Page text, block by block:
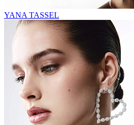
YANA TASSEL